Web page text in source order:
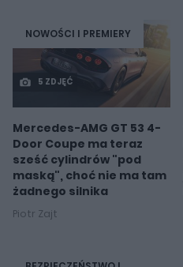
NOWOŚCI I PREMIERY
5 ZDJĘĆ
Mercedes-AMG GT 53 4-
Door Coupe ma teraz
sześć cylindrów "pod
maską", choć nie ma tam
żadnego silnika
Piotr Zajt